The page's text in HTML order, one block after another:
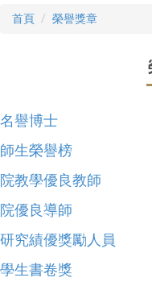
首頁 榮譽獎章
名譽博士
師生榮譽榜
院教學優良教師
院優良導師
研究績優獎勵人員
學生書卷獎